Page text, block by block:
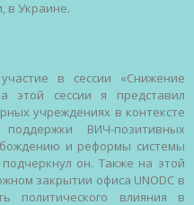
в Украине.
в сессии «Снижение
сессии я представил
учреждениях в контексте
ВИЧ-позитивных
и реформы системы
он. Также на этой
закрытии офиса UNODC в
политического влияния в